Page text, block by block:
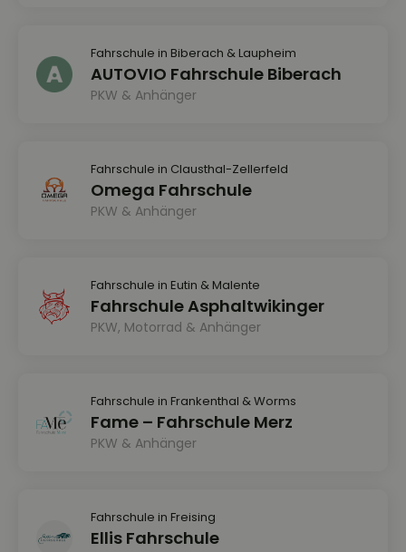
Fahrschule in Biberach & Laupheim
AUTOVIO Fahrschule Biberach
PKW & Anhänger
Fahrschule in Clausthal-Zellerfeld
Omega Fahrschule
PKW & Anhänger
Fahrschule in Eutin & Malente
Fahrschule Asphaltwikinger
PKW, Motorrad & Anhänger
Fahrschule in Frankenthal & Worms
Fame – Fahrschule Merz
PKW & Anhänger
Fahrschule in Freising
Ellis Fahrschule